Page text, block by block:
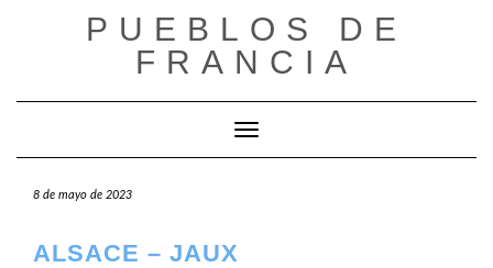
PUEBLOS DE
FRANCIA
Cambiar modo de navegación
8 de mayo de 2023
ALSACE – JAUX